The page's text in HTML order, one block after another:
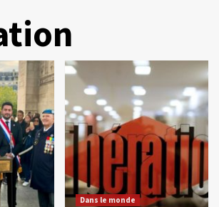
Dans le monde